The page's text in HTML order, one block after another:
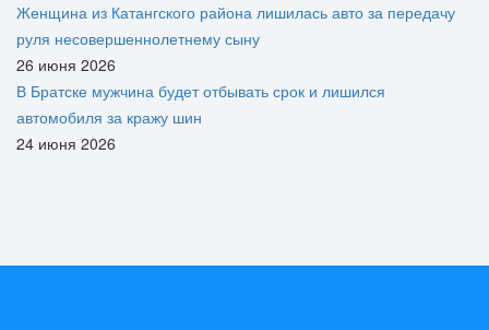
Женщина из Катангского района лишилась авто за передачу
руля несовершеннолетнему сыну
26 июня 2026
В Братске мужчина будет отбывать срок и лишился
автомобиля за кражу шин
24 июня 2026